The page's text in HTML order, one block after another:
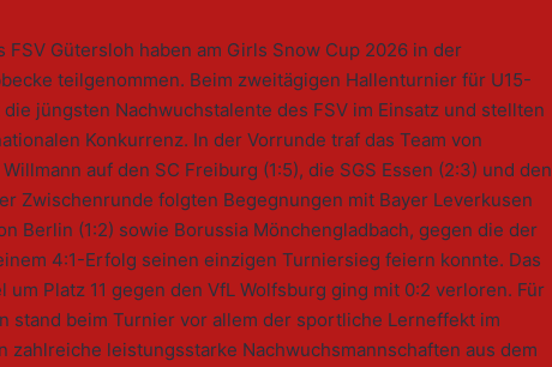
FSV Gütersloh haben am Girls Snow Cup 2026 in der
teilgenommen. Beim zweitägigen Hallenturnier für U15-
jüngsten Nachwuchstalente des FSV im Einsatz und stellten
Konkurrenz. In der Vorrunde traf das Team von
auf den SC Freiburg (1:5), die SGS Essen (2:3) und den
Zwischenrunde folgten Begegnungen mit Bayer Leverkusen
Berlin (1:2) sowie Borussia Mönchengladbach, gegen die der
4:1-Erfolg seinen einzigen Turniersieg feiern konnte. Das
um Platz 11 gegen den VfL Wolfsburg ging mit 0:2 verloren. Für
stand beim Turnier vor allem der sportliche Lerneffekt im
zahlreiche leistungsstarke Nachwuchsmannschaften aus dem